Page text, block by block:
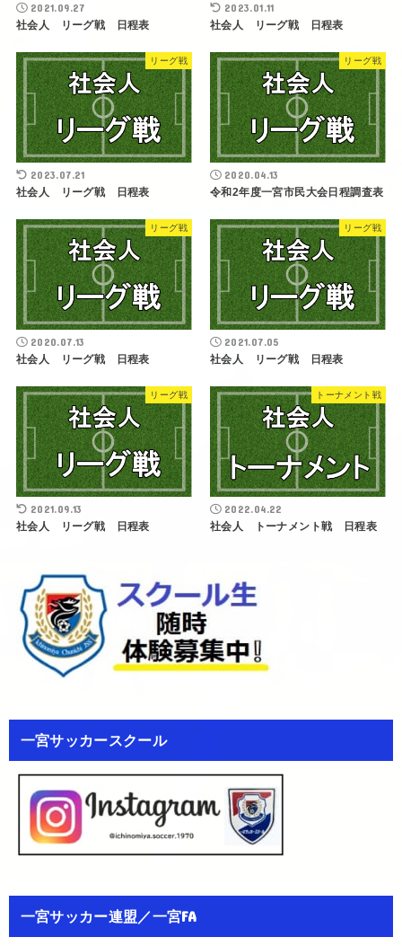
2021.09.27
社会人 リーグ戦 日程表
2023.01.11
社会人 リーグ戦 日程表
リーグ戦
2023.07.21
社会人 リーグ戦 日程表
リーグ戦
2020.04.13
令和2年度一宮市民大会日程調査表
リーグ戦
2020.07.13
社会人 リーグ戦 日程表
リーグ戦
2021.07.05
社会人 リーグ戦 日程表
リーグ戦
2021.09.13
社会人 リーグ戦 日程表
トーナメント戦
2022.04.22
社会人 トーナメント戦 日程表
一宮サッカースクール
一宮サッカー連盟／一宮FA